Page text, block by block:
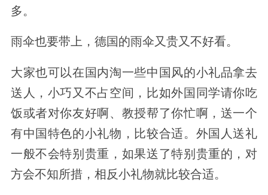
多。
雨伞也要带上，德国的雨伞又贵又不好看。
大家也可以在国内淘一些中国风的小礼品拿去
送人，小巧又不占空间，比如外国同学请你吃
饭或者对你友好啊、教授帮了你忙啊，送一个
有中国特色的小礼物，比较合适。外国人送礼
一般不会特别贵重，如果送了特别贵重的，对
方会不知所措，相反小礼物就比较合适。